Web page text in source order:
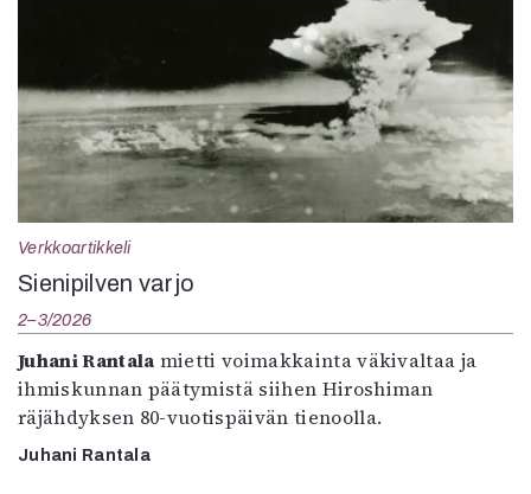
Verkkoartikkeli
Sienipilven varjo
2–3/2026
Juhani Rantala mietti voimakkainta väkivaltaa ja
ihmiskunnan päätymistä siihen Hiroshiman
räjähdyksen 80-vuotispäivän tienoolla.
Juhani Rantala